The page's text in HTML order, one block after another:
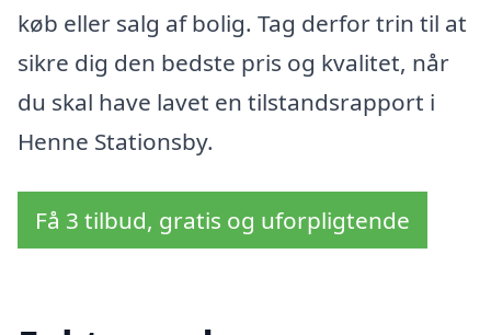
køb eller salg af bolig. Tag derfor trin til at
sikre dig den bedste pris og kvalitet, når
du skal have lavet en tilstandsrapport i
Henne Stationsby.
Få 3 tilbud, gratis og uforpligtende